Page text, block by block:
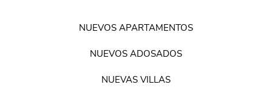
NUEVOS APARTAMENTOS
NUEVOS ADOSADOS
NUEVAS VILLAS